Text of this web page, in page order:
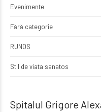
Evenimente
Fără categorie
RUNOS
Stil de viata sanatos
Spitalul Grigore